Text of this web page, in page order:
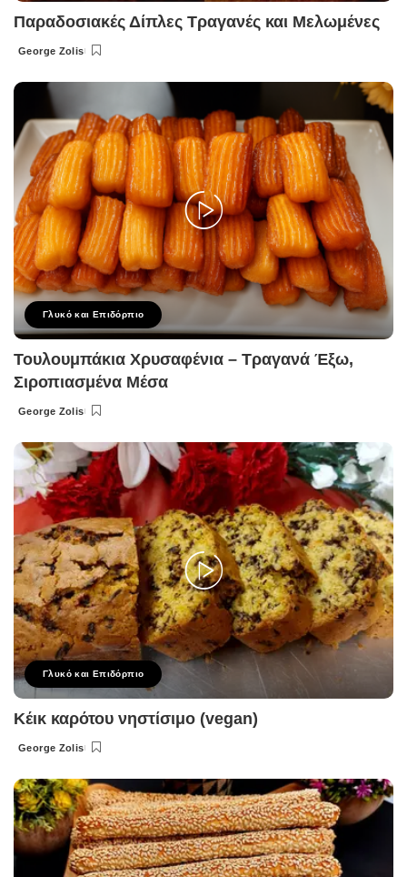
Παραδοσιακές Δίπλες Τραγανές και Μελωμένες
Posted
George Zolis
Γλυκό και Επιδόρπιο
Τουλουμπάκια Χρυσαφένια – Τραγανά Έξω,
Σιροπιασμένα Μέσα
Posted
George Zolis
Γλυκό και Επιδόρπιο
Κέικ καρότου νηστίσιμο (vegan)
Posted
George Zolis